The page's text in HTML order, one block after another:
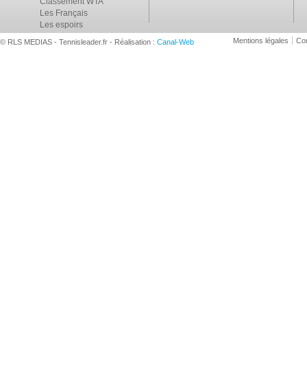
Les Français
Les espoirs
© RLS MEDIAS - Tennisleader.fr - Réalisation : Canal-Web Mentions légales